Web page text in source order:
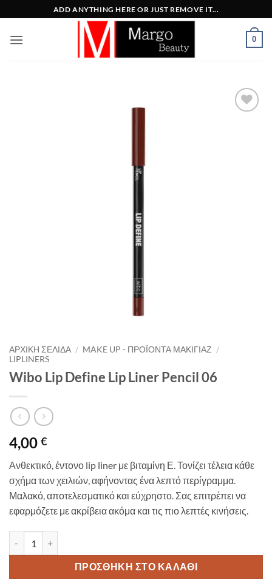
στο
περιεχόμενο
ADD ANYTHING HERE OR JUST REMOVE IT...
0
ΑΡΧΙΚΉ ΣΕΛΊΔΑ / MAKE UP - ΠΡΟΪΌΝΤΑ ΜΑΚΙΓΙΆΖ /
LIPLINERS
Wibo Lip Define Lip Liner Pencil 06
4,00 €
Ανθεκτικό, έντονο lip liner με βιταμίνη Ε. Τονίζει τέλεια κάθε
σχήμα των χειλιών, αφήνοντας ένα λεπτό περίγραμμα.
Μαλακό, αποτελεσματικό και εύχρηστο. Σας επιτρέπει να
εφαρμόζετε με ακρίβεια ακόμα και τις πιο λεπτές κινήσεις.
ΠΡΟΣΘΉΚΗ ΣΤΟ ΚΑΛΆΘΙ